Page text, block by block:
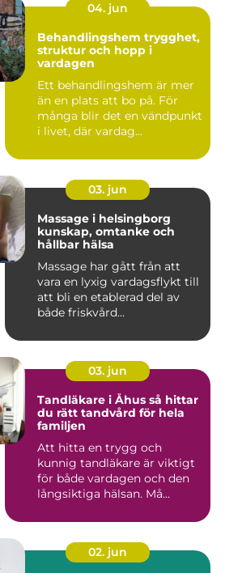
04. jun
Behandlingshem trygghet,
struktur och hopp i
vardagen
Ett behandlingshem är mer
än en plats att bo på. För
många blir det en vändpunkt
i livet, där vardag...
03. jun
Massage i helsingborg
kunskap, omtanke och
hållbar hälsa
Massage har gått från att
vara en lyxig vardagsflykt till
att bli en etablerad del av
både friskvård...
03. jun
Tandläkare i Åhus så hittar
du rätt tandvård för hela
familjen
Att hitta en trygg och
kunnig tandläkare är viktigt
för både vardagen och den
långsiktiga hälsan. Må...
02. jun